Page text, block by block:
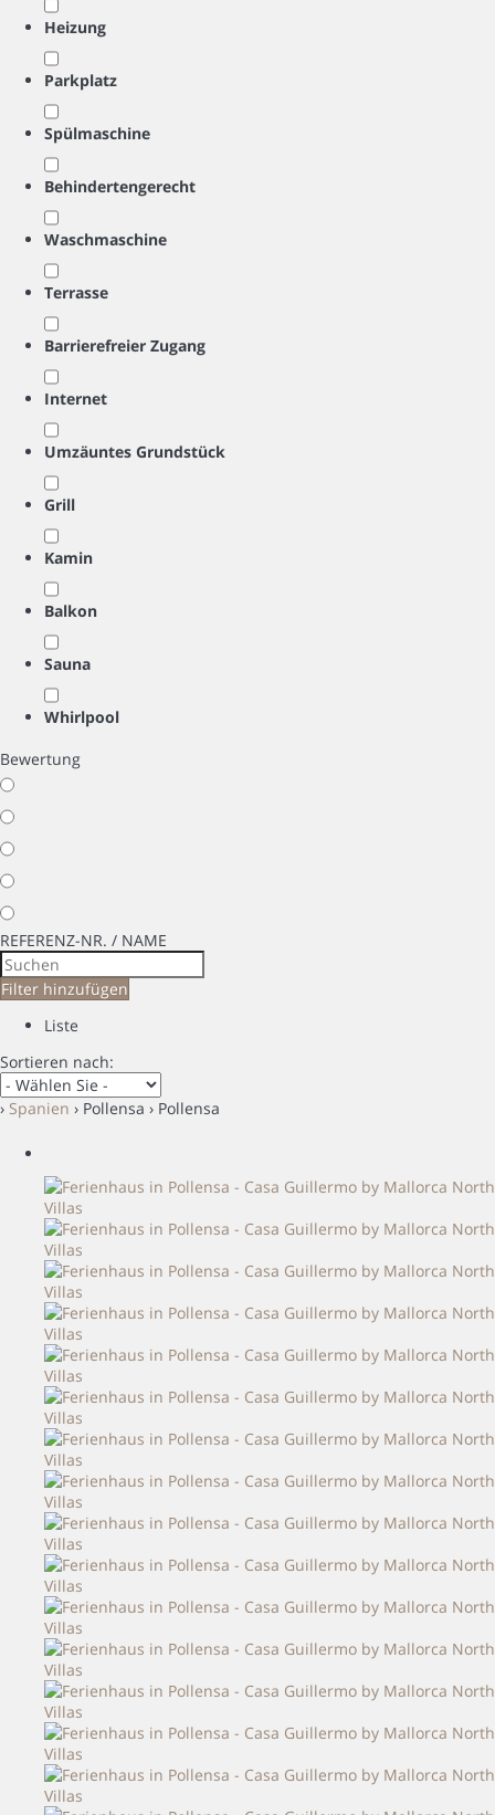
Heizung
Parkplatz
Spülmaschine
Behindertengerecht
Waschmaschine
Terrasse
Barrierefreier Zugang
Internet
Umzäuntes Grundstück
Grill
Kamin
Balkon
Sauna
Whirlpool
Bewertung
REFERENZ-NR. / NAME
Filter hinzufügen
Liste
Sortieren nach:
› Spanien › Pollensa › Pollensa